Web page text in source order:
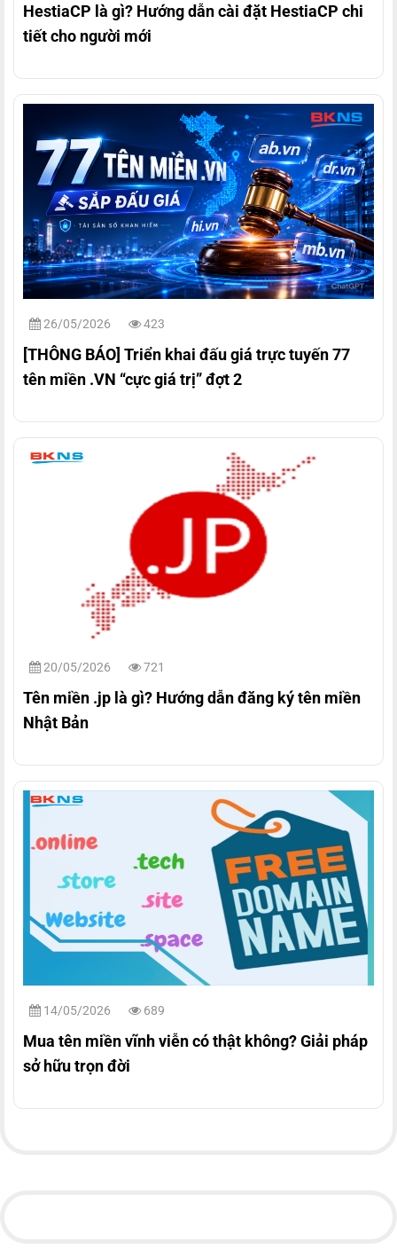
HestiaCP là gì? Hướng dẫn cài đặt HestiaCP chi
tiết cho người mới
26/05/2026 423
[THÔNG BÁO] Triển khai đấu giá trực tuyến 77
tên miền .VN “cực giá trị” đợt 2
20/05/2026 721
Tên miền .jp là gì? Hướng dẫn đăng ký tên miền
Nhật Bản
14/05/2026 689
Mua tên miền vĩnh viễn có thật không? Giải pháp
sở hữu trọn đời